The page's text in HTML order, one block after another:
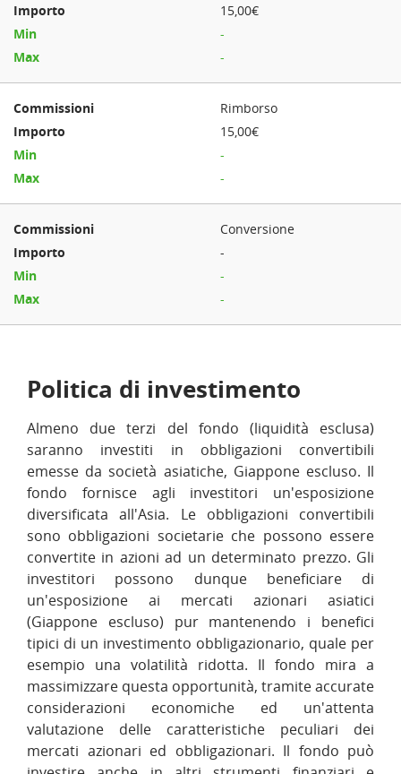
15,00€
-
-
Rimborso
15,00€
-
-
Conversione
-
-
-
Politica di investimento
Almeno due terzi del fondo (liquidità esclusa)
saranno investiti in obbligazioni convertibili
emesse da società asiatiche, Giappone escluso. Il
fondo fornisce agli investitori un'esposizione
diversificata all'Asia. Le obbligazioni convertibili
sono obbligazioni societarie che possono essere
convertite in azioni ad un determinato prezzo. Gli
investitori possono dunque beneficiare di
un'esposizione ai mercati azionari asiatici
(Giappone escluso) pur mantenendo i benefici
tipici di un investimento obbligazionario, quale per
esempio una volatilità ridotta. Il fondo mira a
massimizzare questa opportunità, tramite accurate
considerazioni economiche ed un'attenta
valutazione delle caratteristiche peculiari dei
mercati azionari ed obbligazionari. Il fondo può